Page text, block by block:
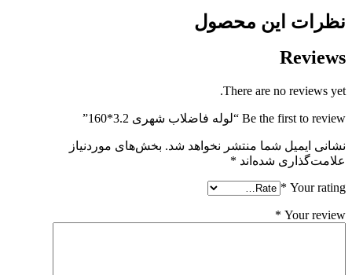
نظرات این محصول
Reviews
There are no reviews yet.
Be the first to review “لوله فاضلاب شهری 3.2*160”
نشانی ایمیل شما منتشر نخواهد شد. بخش‌های موردنیاز
علامت‌گذاری شده‌اند*
Your rating
*
Your review
*